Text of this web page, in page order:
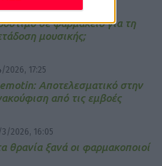
3/2026, 16:44
σε φαρμακείο για τη
μουσικής;
2026, 17:25
Αποτελεσματικό στην
από τις εμβοές
3/2026, 16:05
θρανία ξανά οι φαρμακοποιοί